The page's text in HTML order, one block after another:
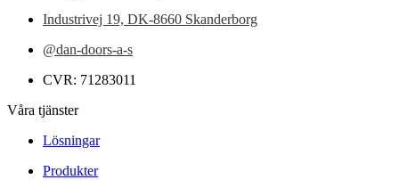
Industrivej 19, DK-8660 Skanderborg
@dan-doors-a-s
CVR: 71283011
Våra tjänster
Lösningar
Produkter